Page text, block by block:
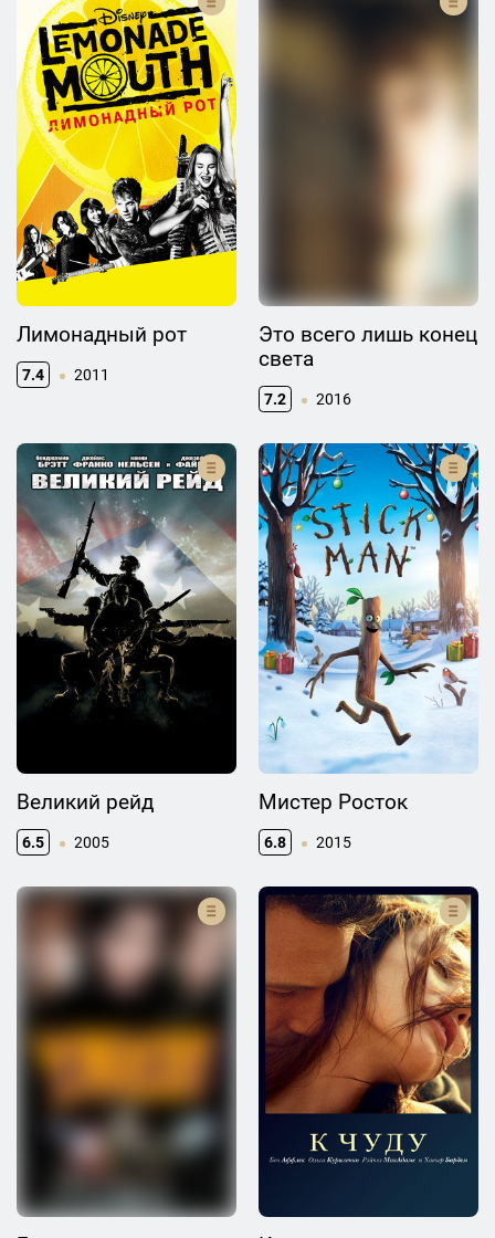
Лимонадный рот
7.4 2011
Это всего лишь конец
света
7.2 2016
Великий рейд
6.5 2005
Мистер Росток
6.8 2015